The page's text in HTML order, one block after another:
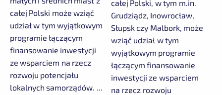
całej Polski może wziąć
udział w tym wyjątkowym
programie łączącym
finansowanie inwestycji
ze wsparciem na rzecz
rozwoju potencjału
lokalnych samorządów. ...
całej Polski, w tym m.in.
Grudziądz, Inowrocław,
Słupsk czy Malbork, może
wziąć udział w tym
wyjątkowym programie
łączącym finansowanie
inwestycji ze wsparciem
na rzecz rozwoju